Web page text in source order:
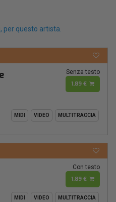
questo artista.
Senza testo
1,89 €
MIDI VIDEO MULTITRACCIA
Con testo
1,89 €
MIDI VIDEO MULTITRACCIA